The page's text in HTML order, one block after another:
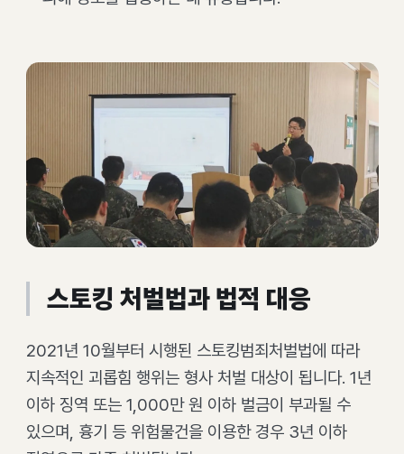
스토킹 처벌법과 법적 대응
2021년 10월부터 시행된 스토킹범죄처벌법에 따라
지속적인 괴롭힘 행위는 형사 처벌 대상이 됩니다. 1년
이하 징역 또는 1,000만 원 이하 벌금이 부과될 수
있으며, 흉기 등 위험물건을 이용한 경우 3년 이하